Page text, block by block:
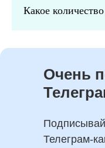
Какое
Очень
Телеграм-